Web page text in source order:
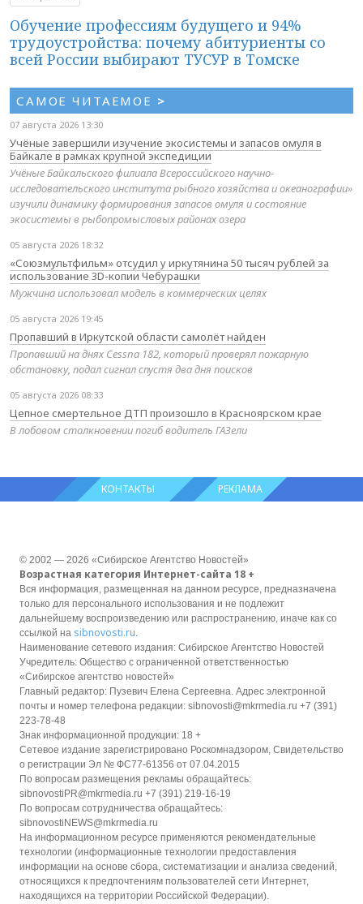
Обучение профессиям будущего и 94%
трудоустройства: почему абитуриенты со
всей России выбирают ТУСУР в Томске
САМОЕ ЧИТАЕМОЕ >
07 августа 2026 13:30
Учёные завершили изучение экосистемы и запасов омуля в
Байкале в рамках крупной экспедиции
Учёные Байкальского филиала Всероссийского научно-
исследовательского института рыбного хозяйства и океанографии»
изучили динамику формирования запасов омуля и состояние
экосистемы в рыбопромысловых районах озера
05 августа 2026 18:32
«Союзмультфильм» отсудил у иркутянина 50 тысяч рублей за
использование 3D-копии Чебурашки
Мужчина использовал модель в коммерческих целях
05 августа 2026 19:45
Пропавший в Иркутской области самолёт найден
Пропавший на днях Cessna 182, который проверял пожарную
обстановку, подал сигнал спустя два дня поисков
05 августа 2026 08:33
Цепное смертельное ДТП произошло в Красноярском крае
В лобовом столкновении погиб водитель ГАЗели
КОНТАКТЫ РЕКЛАМА
© 2002 — 2026 «Сибирское Агентство Новостей»
Возрастная категория Интернет-сайта 18 +
Вся информация, размещенная на данном ресурсе, предназначена
только для персонального использования и не подлежит
дальнейшему воспроизведению или распространению, иначе как со
ссылкой на sibnovosti.ru.
Наименование сетевого издания: Сибирское Агентство Новостей
Учредитель: Общество с ограниченной ответственностью
«Сибирское агентство новостей»
Главный редактор: Пузевич Елена Сергеевна. Адрес электронной
почты и номер телефона редакции: sibnovosti@mkrmedia.ru +7 (391)
223-78-48
Знак информационной продукции: 18 +
Сетевое издание зарегистрировано Роскомнадзором, Свидетельство
о регистрации Эл № ФС77-61356 от 07.04.2015
По вопросам размещения рекламы обращайтесь:
sibnovostiPR@mkrmedia.ru +7 (391) 219-16-19
По вопросам сотрудничества обращайтесь:
sibnovostiNEWS@mkrmedia.ru
На информационном ресурсе применяются рекомендательные
технологии (информационные технологии предоставления
информации на основе сбора, систематизации и анализа сведений,
относящихся к предпочтениям пользователей сети Интернет,
находящихся на территории Российской Федерации).